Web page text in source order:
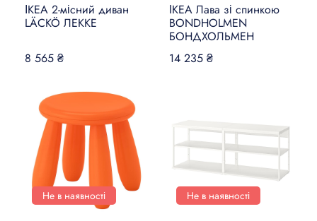
ІКЕА 2-місний диван
LÄCKÖ ЛЕККЕ
8 565 ₴
ІКЕА Лава зі спинкою
BONDHOLMEN
БОНДХОЛЬМЕН
14 235 ₴
Не в наявності Не в наявності